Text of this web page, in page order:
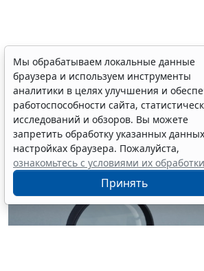
Временное
личности оформляется
при утрате паспорта
7 августа 2026 17:55
Мы обрабатываем локальные данные
браузера и используем инструменты
аналитики в целях улучшения и
работоспособности сайта,
исследований и обзоров. Вы можете
запретить обработку указанных
настройках браузера. Пожалуйста,
ознакомьтесь с условиями их обработки
Принять